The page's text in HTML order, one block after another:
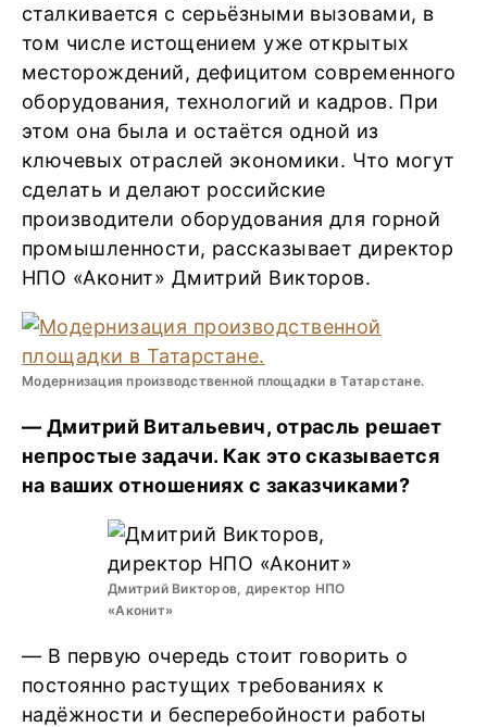
сталкивается с серьёзными вызовами, в
том числе истощением уже открытых
месторождений, дефицитом современного
оборудования, технологий и кадров. При
этом она была и остаётся одной из
ключевых отраслей экономики. Что могут
сделать и делают российские
производители оборудования для горной
промышленности, рассказывает директор
НПО «Аконит» Дмитрий Викторов.
Модернизация производственной площадки в Татарстане.
— Дмитрий Витальевич, отрасль решает
непростые задачи. Как это сказывается
на ваших отношениях с заказчиками?
Дмитрий Викторов, директор НПО
«Аконит»
— В первую очередь стоит говорить о
постоянно растущих требованиях к
надёжности и бесперебойности работы